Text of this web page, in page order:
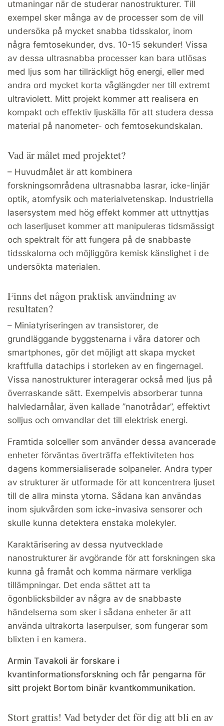
utmaningar när de studerar nanostrukturer. Till
exempel sker många av de processer som de vill
undersöka på mycket snabba tidsskalor, inom
några femtosekunder, dvs. 10-15 sekunder! Vissa
av dessa ultrasnabba processer kan bara utlösas
med ljus som har tillräckligt hög energi, eller med
andra ord mycket korta våglängder ner till extremt
ultraviolett. Mitt projekt kommer att realisera en
kompakt och effektiv ljuskälla för att studera dessa
material på nanometer- och femtosekundskalan.
Vad är målet med projektet?
– Huvudmålet är att kombinera
forskningsområdena ultrasnabba lasrar, icke-linjär
optik, atomfysik och materialvetenskap. Industriella
lasersystem med hög effekt kommer att uttnyttjas
och laserljuset kommer att manipuleras tidsmässigt
och spektralt för att fungera på de snabbaste
tidsskalorna och möjliggöra kemisk känslighet i de
undersökta materialen.
Finns det någon praktisk användning av
resultaten?
– Miniatyriseringen av transistorer, de
grundläggande byggstenarna i våra datorer och
smartphones, gör det möjligt att skapa mycket
kraftfulla datachips i storleken av en fingernagel.
Vissa nanostrukturer interagerar också med ljus på
överraskande sätt. Exempelvis absorberar tunna
halvledarnålar, även kallade ”nanotrådar”, effektivt
solljus och omvandlar det till elektrisk energi.
Framtida solceller som använder dessa avancerade
enheter förväntas överträffa effektiviteten hos
dagens kommersialiserade solpaneler. Andra typer
av strukturer är utformade för att koncentrera ljuset
till de allra minsta ytorna. Sådana kan användas
inom sjukvården som icke-invasiva sensorer och
skulle kunna detektera enstaka molekyler.
Karaktärisering av dessa nyutvecklade
nanostrukturer är avgörande för att forskningen ska
kunna gå framåt och komma närmare verkliga
tillämpningar. Det enda sättet att ta
ögonblicksbilder av några av de snabbaste
händelserna som sker i sådana enheter är att
använda ultrakorta laserpulser, som fungerar som
blixten i en kamera.
Armin Tavakoli är forskare i
kvantinformationsforskning och får pengarna för
sitt projekt Bortom binär kvantkommunikation.
Stort grattis! Vad betyder det för dig att bli en av